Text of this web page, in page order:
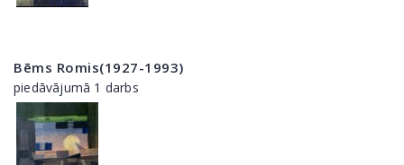
Bēms Romis(1927-1993)
piedāvājumā 1 darbs